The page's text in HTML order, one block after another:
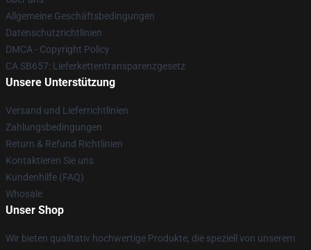
Allgemeine Geschäftsbedingungen
Datenschutzrichtlinien
DMCA - Copyright Policy
CA SB657: Lieferkettentransparenzgesetz
Unsere Unterstützung
Versand und Lieferrichtlinien
Zahlungsbedingungen
Return & Refund Richtlinien
Kontaktieren Sie uns
Kundenhilfe (FAQ)
Whosale
Unser Shop
Wir bieten qualitativ hochwertige Produkte, die speziell von unserem